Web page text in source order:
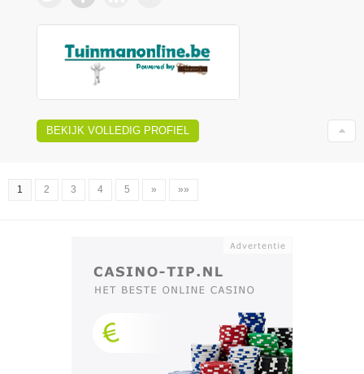
BEKIJK VOLLEDIG PROFIEL
1 2 3 4 5 » »»